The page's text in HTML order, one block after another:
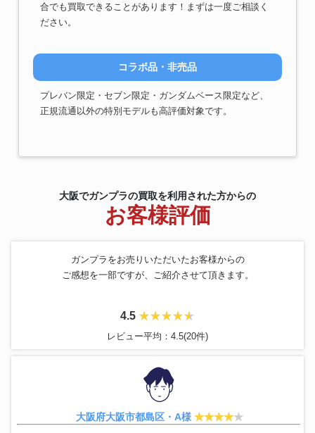
合でも買取できることがあります！まずは一度ご相談く
ださい。
コラボ品・非売品
プレバン限定・セブン限定・ガンダムベース限定など、
正規流通以外の特別モデルも高評価対象です。
大阪でガンプラの買取を利用された方からの
お客様評価
ガンプラをお売りいただいたお客様からの
ご感想を一部ですが、ご紹介させて頂きます。
4.5
レビュー平均：4.5(20件)
大阪府大阪市都島区・A様